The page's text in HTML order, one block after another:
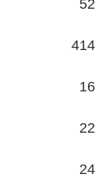
52
414
16
22
24